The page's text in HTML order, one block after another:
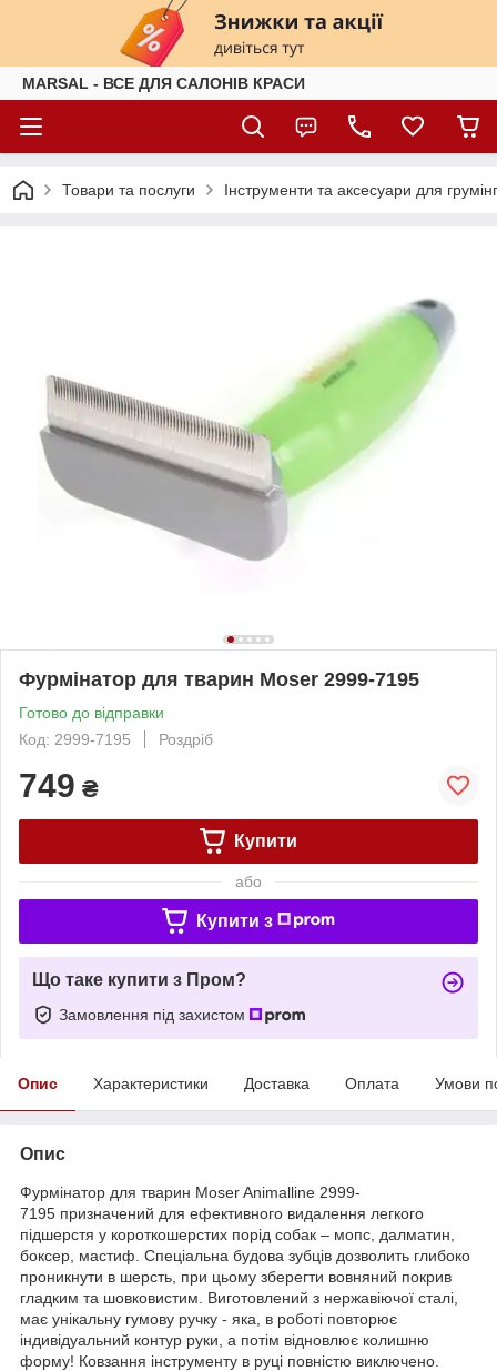
MARSAL - ВСЕ ДЛЯ САЛОНІВ КРАСИ
Товари та послуги Інструменти та аксесуари для
Фурмінатор для тварин Moser 2999-7195
Готово до відправки
Код: 2999-7195
Роздріб
749 ₴
Купити
або
Купити з
Що таке купити з Пром?
Замовлення під захистом
Опис Характеристики Доставка Оплата Умови
Опис
Фурмінатор для тварин Moser Animalline 2999-
7195 призначений для ефективного видалення легкого
підшерстя у короткошерстих порід собак – мопс, далматин,
боксер, мастиф. Спеціальна будова зубців дозволить глибоко
проникнути в шерсть, при цьому зберегти вовняний покрив
гладким та шовковистим. Виготовлений з нержавіючої сталі,
має унікальну гумову ручку - яка, в роботі повторює
індивідуальний контур руки, а потім відновлює колишню
форму! Ковзання інструменту в руці повністю виключено.